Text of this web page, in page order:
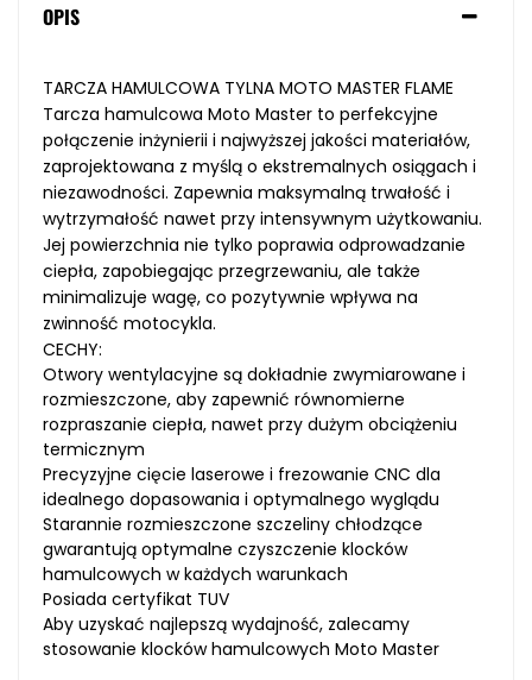
OPIS
TARCZA HAMULCOWA TYLNA MOTO MASTER FLAME
Tarcza hamulcowa Moto Master to perfekcyjne
połączenie inżynierii i najwyższej jakości materiałów,
zaprojektowana z myślą o ekstremalnych osiągach i
niezawodności. Zapewnia maksymalną trwałość i
wytrzymałość nawet przy intensywnym użytkowaniu.
Jej powierzchnia nie tylko poprawia odprowadzanie
ciepła, zapobiegając przegrzewaniu, ale także
minimalizuje wagę, co pozytywnie wpływa na
zwinność motocykla.
CECHY:
Otwory wentylacyjne są dokładnie zwymiarowane i
rozmieszczone, aby zapewnić równomierne
rozpraszanie ciepła, nawet przy dużym obciążeniu
termicznym
Precyzyjne cięcie laserowe i frezowanie CNC dla
idealnego dopasowania i optymalnego wyglądu
Starannie rozmieszczone szczeliny chłodzące
gwarantują optymalne czyszczenie klocków
hamulcowych w każdych warunkach
Posiada certyfikat TUV
Aby uzyskać najlepszą wydajność, zalecamy
stosowanie klocków hamulcowych Moto Master